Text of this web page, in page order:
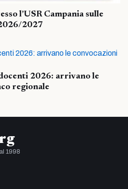
l’USR Campania sulle
2027
2026: arrivano le
regionale
1998